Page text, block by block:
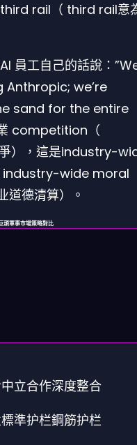
third rail（ third rail意
員工自己的話說：
we’re
sand for the entire
competition（
），這是industry-
wide moral
德清算）。
頭軍事市場策略對比
中立合作深度整合
標準护栏鋼筋护栏